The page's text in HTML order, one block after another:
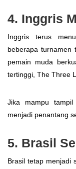
4. Inggris
Inggris terus
beberapa turnamen
pemain muda
tertinggi, The Three
Jika mampu
menjadi penantang
5. Brasil
Brasil tetap menjadi